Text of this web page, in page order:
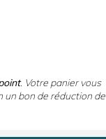
. Votre panier vous
bon de réduction de